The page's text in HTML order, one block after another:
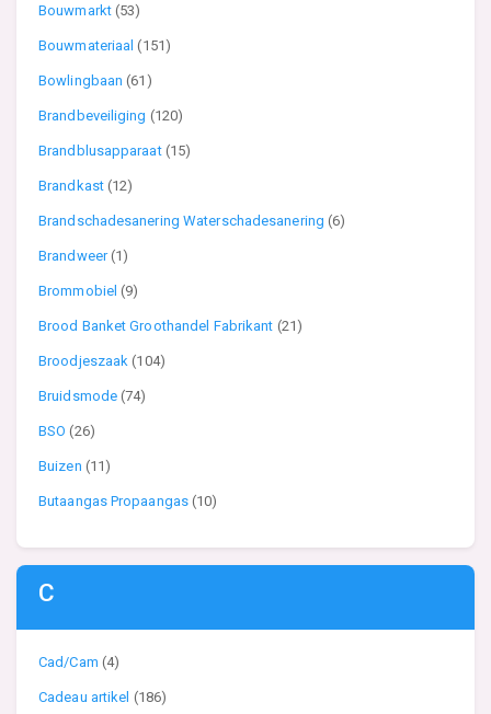
Bouwmarkt (53)
Bouwmateriaal(151)
Bowlingbaan(61)
Brandbeveiliging (120)
Brandblusapparaat (15)
Brandkast (12)
Brandschadesanering Waterschadesanering(6)
Brandweer(1)
Brommobiel(9)
Brood Banket Groothandel Fabrikant (21)
Broodjeszaak(104)
Bruidsmode(74)
BSO(26)
Buizen (11)
Butaangas Propaangas(10)
C
Cad/Cam (4)
Cadeau artikel (186)